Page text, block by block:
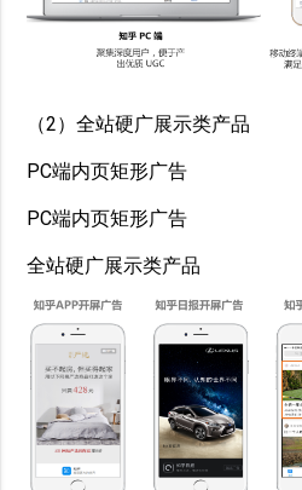
（2）全站硬广展示类产品
PC端内页矩形广告
PC端内页矩形广告
全站硬广展示类产品